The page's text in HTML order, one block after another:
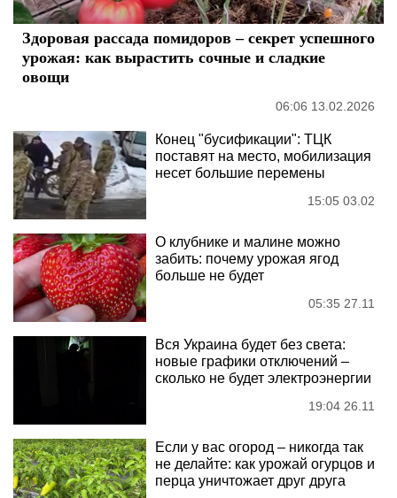
Здоровая рассада помидоров – секрет успешного
урожая: как вырастить сочные и сладкие
овощи
06:06 13.02.2026
Конец "бусификации": ТЦК
поставят на место, мобилизация
несет большие перемены
15:05 03.02
О клубнике и малине можно
забить: почему урожая ягод
больше не будет
05:35 27.11
Вся Украина будет без света:
новые графики отключений –
сколько не будет электроэнергии
19:04 26.11
Если у вас огород – никогда так
не делайте: как урожай огурцов и
перца уничтожает друг друга